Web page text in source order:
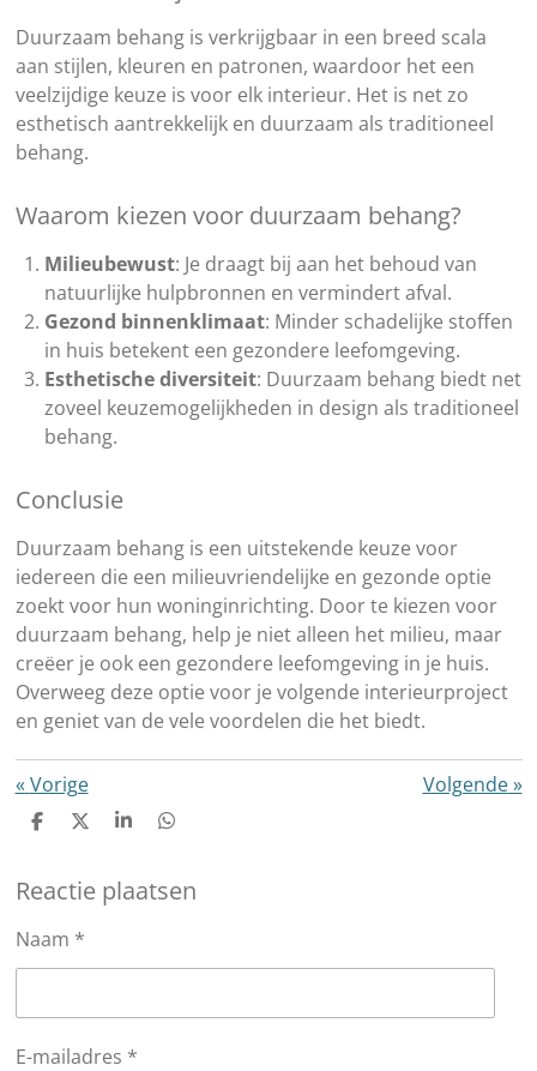
Duurzaam behang is verkrijgbaar in een breed scala
aan stijlen, kleuren en patronen, waardoor het een
veelzijdige keuze is voor elk interieur. Het is net zo
esthetisch aantrekkelijk en duurzaam als traditioneel
behang.
Waarom kiezen voor duurzaam behang?
Milieubewust: Je draagt bij aan het behoud van
natuurlijke hulpbronnen en vermindert afval.
Gezond binnenklimaat: Minder schadelijke stoffen
in huis betekent een gezondere leefomgeving.
Esthetische diversiteit: Duurzaam behang biedt net
zoveel keuzemogelijkheden in design als traditioneel
behang.
Conclusie
Duurzaam behang is een uitstekende keuze voor
iedereen die een milieuvriendelijke en gezonde optie
zoekt voor hun woninginrichting. Door te kiezen voor
duurzaam behang, help je niet alleen het milieu, maar
creëer je ook een gezondere leefomgeving in je huis.
Overweeg deze optie voor je volgende interieurproject
en geniet van de vele voordelen die het biedt.
«Vorige Volgende»
D
e
n
D
l
S
r
e
D
e
n
Reactie plaatsen
Naam *
E-mailadres *